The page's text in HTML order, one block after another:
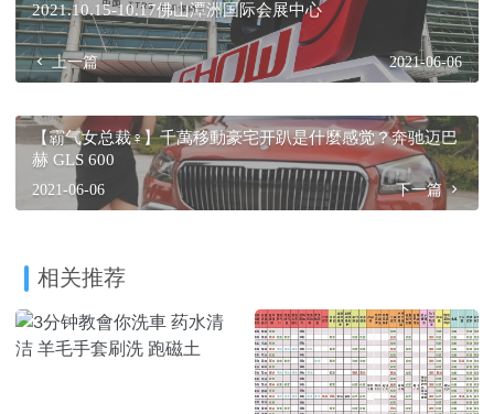
2021.10.15-10.17佛山潭洲国际会展中心
上一篇 2021-06-06
【霸气女总裁♀】千萬移動豪宅开趴是什麼感觉？奔驰迈巴
赫 GLS 600
2021-06-06 下一篇
相关推荐